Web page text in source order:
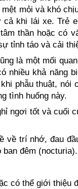
mỏi và khó
khi lái xe. Trẻ
thần hoặc có
tỉnh táo và cải
là một mối
nhiều khả năng
phẫu thuật, nói
tình huống này.
ngơi tốt và cuối
về trí nhớ, đau
đêm (nocturia).
có thể giới thiệu